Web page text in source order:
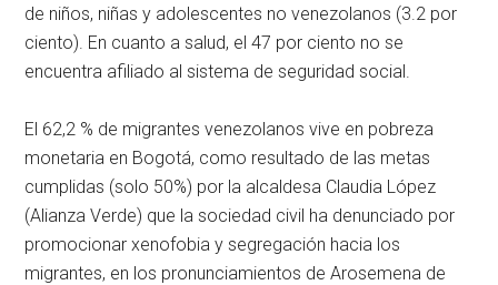
de niños, niñas y adolescentes no venezolanos (3.2 por
ciento). En cuanto a salud, el 47 por ciento no se
encuentra afiliado al sistema de seguridad social.
El 62,2 % de migrantes venezolanos vive en pobreza
monetaria en Bogotá, como resultado de las metas
cumplidas (solo 50%) por la alcaldesa Claudia López
(Alianza Verde) que la sociedad civil ha denunciado por
promocionar xenofobia y segregación hacia los
migrantes, en los pronunciamientos de Arosemena de